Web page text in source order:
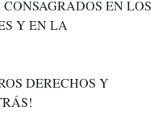
EN LOS
Y EN LA
DERECHOS Y